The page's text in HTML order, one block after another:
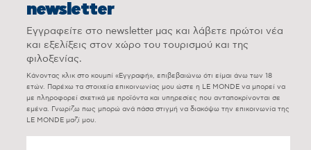
newsletter
Εγγραφείτε στο newsletter μας και λάβετε πρώτοι νέα
και εξελίξεις στον χώρο του τουρισμού και της
φιλοξενίας.
Κάνοντας κλικ στο κουμπί «Εγγραφή», επιβεβαιώνω ότι είμαι άνω των 18
ετών. Παρέχω τα στοιχεία επικοινωνίας μου ώστε η LE MONDE να μπορεί να
με πληροφορεί σχετικά με προϊόντα και υπηρεσίες που ανταποκρίνονται σε
εμένα. Γνωρίζω πως μπορώ ανά πάσα στιγμή να διακόψω την επικοινωνία της
LE MONDE μαζί μου.